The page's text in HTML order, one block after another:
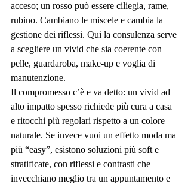
acceso; un rosso può essere ciliegia, rame,
rubino. Cambiano le miscele e cambia la
gestione dei riflessi. Qui la consulenza serve
a scegliere un vivid che sia coerente con
pelle, guardaroba, make-up e voglia di
manutenzione.
Il compromesso c’è e va detto: un vivid ad
alto impatto spesso richiede più cura a casa
e ritocchi più regolari rispetto a un colore
naturale. Se invece vuoi un effetto moda ma
più “easy”, esistono soluzioni più soft e
stratificate, con riflessi e contrasti che
invecchiano meglio tra un appuntamento e